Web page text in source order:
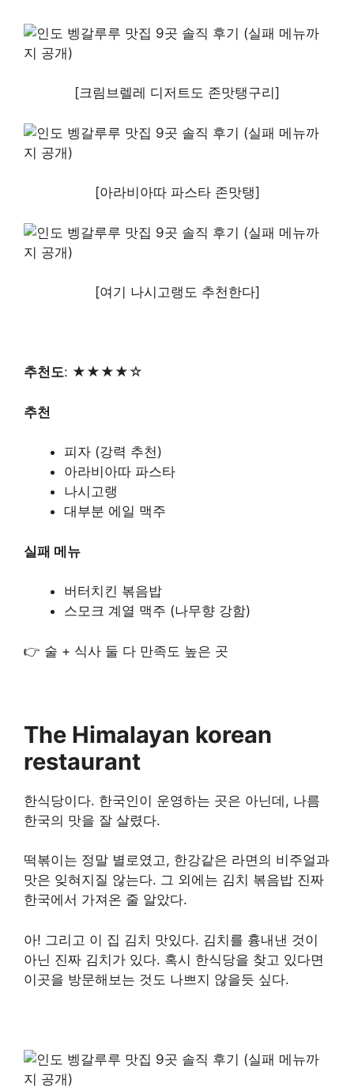
[크림브렐레 디저트도 존맛탱구리]
[아라비아따 파스타 존맛탱]
[여기 나시고랭도 추천한다]
추천도: ★★★★☆
추천
피자 (강력 추천)
아라비아따 파스타
나시고랭
대부분 에일 맥주
실패 메뉴
버터치킨 볶음밥
스모크 계열 맥주 (나무향 강함)
👉 술 + 식사 둘 다 만족도 높은 곳
The Himalayan korean
restaurant
한식당이다. 한국인이 운영하는 곳은 아닌데, 나름
한국의 맛을 잘 살렸다.
떡볶이는 정말 별로였고, 한강같은 라면의 비주얼과
맛은 잊혀지질 않는다. 그 외에는 김치 볶음밥 진짜
한국에서 가져온 줄 알았다.
아! 그리고 이 집 김치 맛있다. 김치를 흉내낸 것이
아닌 진짜 김치가 있다. 혹시 한식당을 찾고 있다면
이곳을 방문해보는 것도 나쁘지 않을듯 싶다.